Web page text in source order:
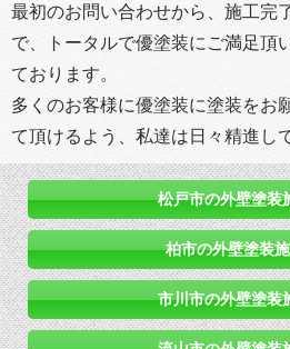
最初のお問い合わせから、施工完
で、トータルで優塗装にご満足頂
ております。
多くのお客様に優塗装に塗装をお
て頂けるよう、私達は日々精進し
松戸市の外壁塗装
柏市の外壁塗装
市川市の外壁塗装